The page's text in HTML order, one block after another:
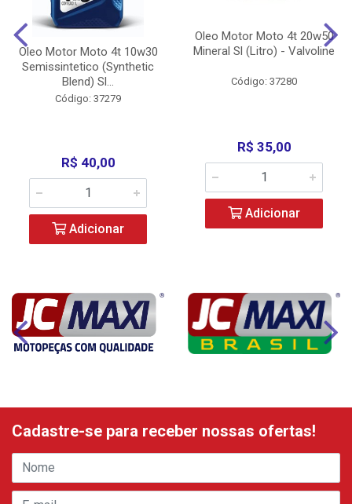
Oleo Motor Moto 4t 10w30
Semissintetico (Synthetic
Blend) Sl...
Código: 37279
R$ 40,00
Adicionar
Oleo Motor Moto 4t 20w50
Mineral Sl (Litro) - Valvoline
Código: 37280
R$ 35,00
Adicionar
Cadastre-se para receber nossas ofertas!